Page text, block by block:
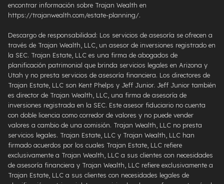
encontrar información sobre Trajan Wealth en
https://trajanwealth.com/estate-planning/.
Descargo de responsabilidad: Los servicios de asesoría se ofrecen a
través de Trajan Wealth, LLC, un asesor de inversiones registrado en
la SEC. Trajan Estate, LLC es una firma de abogados de
planificación patrimonial que brinda servicios legales en Arizona y
Utah y no presta servicios de asesoría financiera. Los directores de
Trajan Estate, LLC son Kent Phelps y Jeff Junior. Jeff Junior también
es director de Trajan Wealth, LLC, una firma de asesoría de
inversiones registrada en la SEC. Este asesor fiduciario no cuenta
con doble licencia como corredor de valores y no puede vender
valores a cambio de una comisión. Trajan Wealth, LLC no presta
servicios legales. Trajan Estate, LLC y Trajan Wealth, LLC han
firmado acuerdos por los cuales Trajan Estate, LLC refiere
exclusivamente a Trajan Wealth, LLC a sus clientes con necesidades
de asesoría financiera y Trajan Wealth, LLC refiere exclusivamente a
Trajan Estate, LLC a sus clientes con necesidades legales de